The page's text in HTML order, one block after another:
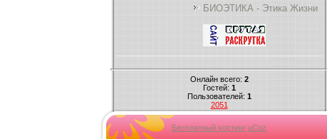
БИОЭТИКА - Этика Жизни
Онлайн всего: 2
Гостей: 1
Пользователей: 1
2051
Бесплатный хостинг uCoz